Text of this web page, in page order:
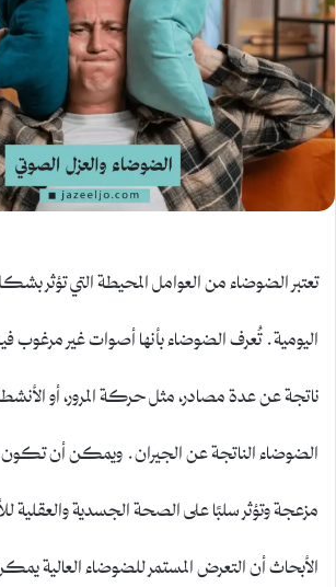
تعتبر الضوضاء من العوامل المحيطة التي تؤثر
اليومية. تُعرف الضوضاء بأنها أصوات غير
ناتجة عن عدة مصادر، مثل حركة المرور، أو
الضوضاء الناتجة عن الجيران. ويمكن أن
مزعجة وتؤثر سلبًا على الصحة الجسدية والعقلية
الأبحاث أن التعرض المستمر للضوضاء العالية